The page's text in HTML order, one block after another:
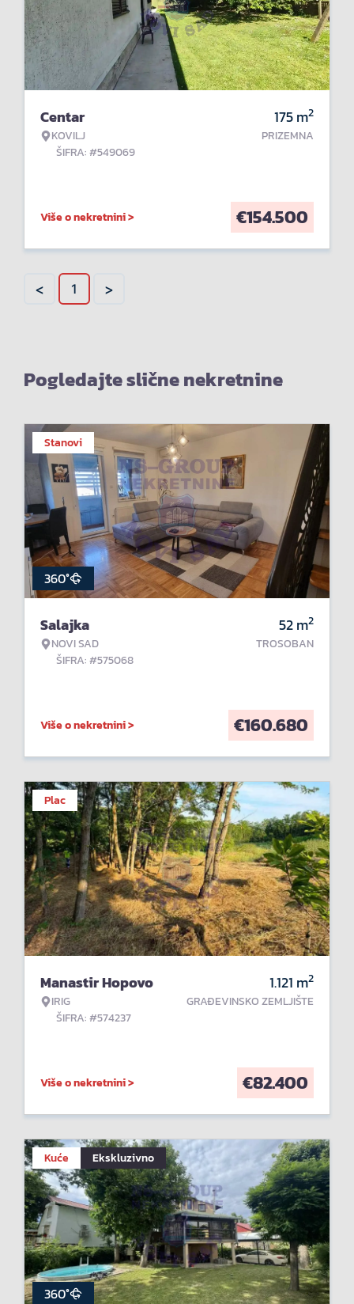
Centar
KOVILJ
ŠIFRA: #549069
175m2
PRIZEMNA
Više o nekretnini > €154.500
< 1 >
Pogledajte slične nekretnine
Stanovi
360°
Salajka
NOVI SAD
ŠIFRA: #575068
52m2
TROSOBAN
Više o nekretnini > €160.680
Plac
Manastir Hopovo
IRIG
ŠIFRA: #574237
1.121 m2
GRAĐEVINSKO ZEMLJIŠTE
Više o nekretnini > €82.400
Kuće Ekskluzivno
360°